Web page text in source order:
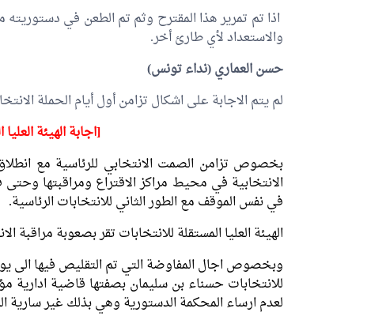
اذا تم تمرير هذا المقترح وثم تم الطعن في دستوريته
والاستعداد لأي طارئ أخر.
حسن العماري(نداء تونس)
لم يتم الاجابة على اشكال تزامن أول أيام الحملة
[اجابة الهيئة
بخصوص تزامن الصمت الانتخابي للرئاسية مع
الانتخابية في محيط مراكز الاقتراع ومراقبتها
في نفس الموقف مع الطور الثاني للانتخابات الرئاسية.
الهيئة العليا المستقلة للانتخابات تقر بصعوبة مراقبة الانتخابات
وبخصوص اجال المفاوضة التي تم التقليص فيها الى
للانتخابات حسناء بن سليمان بصفتها قاضية ادارية
لعدم ارساء المحكمة الدستورية وهي بذلك غير سارية